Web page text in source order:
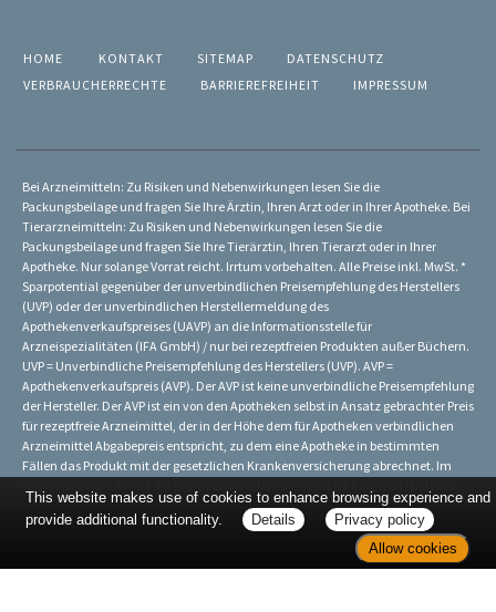
HOME KONTAKT SITEMAP
DATENSCHUTZ
VERBRAUCHERRECHTE
BARRIEREFREIHEIT IMPRESSUM
Bei Arzneimitteln: Zu Risiken und Nebenwirkungen lesen Sie die
Packungsbeilage und fragen Sie Ihre Ärztin, Ihren Arzt oder in Ihrer Apotheke. Bei
Tierarzneimitteln: Zu Risiken und Nebenwirkungen lesen Sie die
Packungsbeilage und fragen Sie Ihre Tierärztin, Ihren Tierarzt oder in Ihrer
Apotheke. Nur solange Vorrat reicht. Irrtum vorbehalten. Alle Preise inkl. MwSt. *
Sparpotential gegenüber der unverbindlichen Preisempfehlung des Herstellers
(UVP) oder der unverbindlichen Herstellermeldung des
Apothekenverkaufspreises (UAVP) an die Informationsstelle für
Arzneispezialitäten (IFA GmbH) / nur bei rezeptfreien Produkten außer Büchern.
UVP = Unverbindliche Preisempfehlung des Herstellers (UVP). AVP =
Apothekenverkaufspreis (AVP). Der AVP ist keine unverbindliche Preisempfehlung
der Hersteller. Der AVP ist ein von den Apotheken selbst in Ansatz gebrachter Preis
für rezeptfreie Arzneimittel, der in der Höhe dem für Apotheken verbindlichen
Arzneimittel Abgabepreis entspricht, zu dem eine Apotheke in bestimmten
Fällen das Produkt mit der gesetzlichen Krankenversicherung abrechnet. Im
This website makes use of cookies to enhance browsing experience and
provide additional functionality.
Details
Privacy policy
Allow cookies